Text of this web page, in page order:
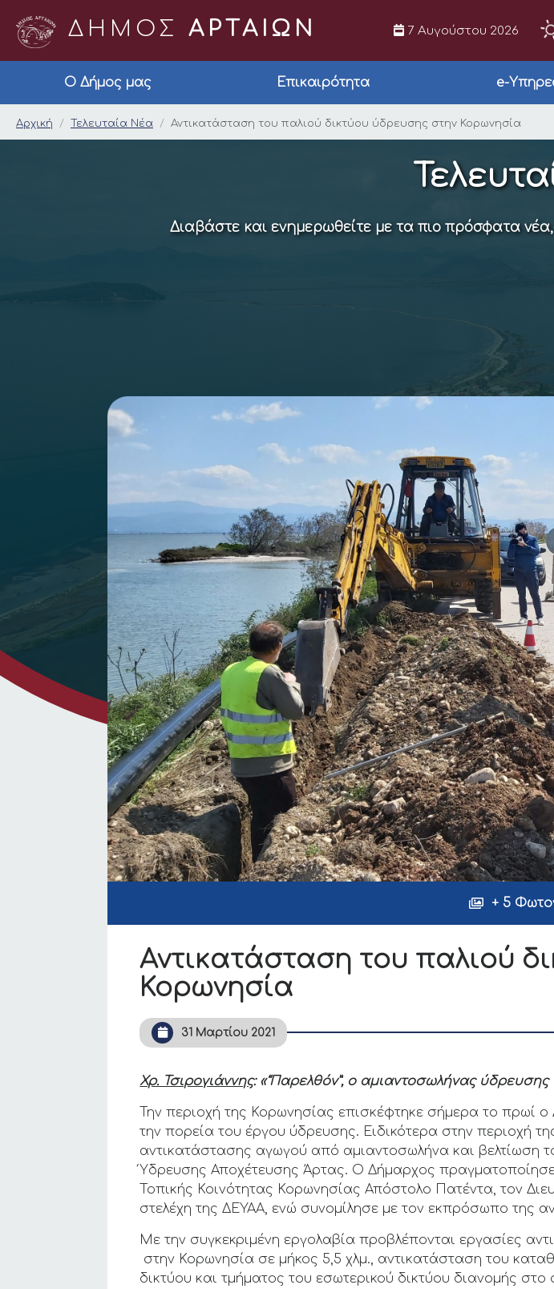
ΔΗΜΟΣ ΑΡΤΑΙΩΝ 7 Αυγούστου 2026
Ο Δήμος μας Επικαιρότητα e-
Αντικατάσταση του παλιού
Αρχική Τελευταία Νέα Αντικατάσταση του παλιού δικτύου ύδρευσης στην Κορωνησία
Διαβάστε και ενημερωθείτε με τα πιο πρόσφατα
+ 5
Αντικατάσταση του παλιού
Κορωνησία
31 Μαρτίου 2021
Χρ. Τσιρογιάννης: «“Παρελθόν”, ο αμιαντοσωλήνας ύδρευσης
Την περιοχή της Κορωνησίας επισκέφτηκε σήμερα το πρωί
την πορεία του έργου ύδρευσης. Ειδικότερα στην περιοχή
αντικατάστασης αγωγού από αμιαντοσωλήνα και βελτίωση
Ύδρευσης Αποχέτευσης Άρτας. Ο Δήμαρχος
Τοπικής Κοινότητας Κορωνησίας Απόστολο Πατέντα, τον
στελέχη της ΔΕΥΑΑ, ενώ συνομίλησε με τον εκπρόσωπο της
Με την συγκεκριμένη εργολαβία προβλέπονται εργασίες
στην Κορωνησία σε μήκος 5,5 χλμ., αντικατάσταση του
δικτύου και τμήματος του εσωτερικού δικτύου διανομής